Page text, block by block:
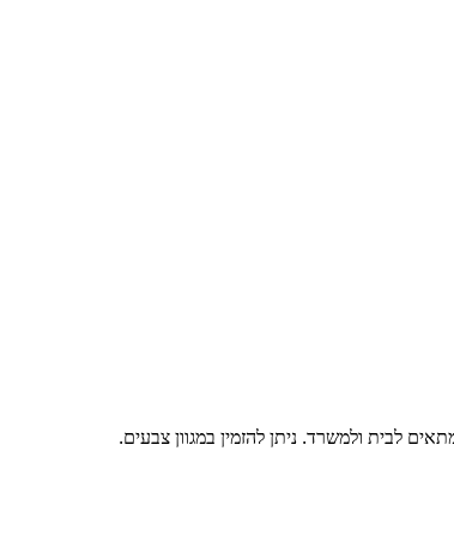
לבית ולמשרד. ניתן להזמין במגוון צבעים.